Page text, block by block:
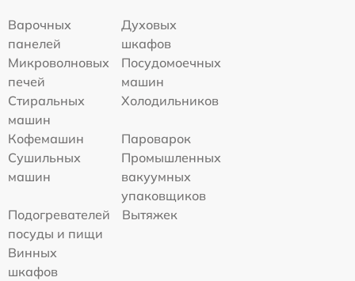
Варочных
панелей
Духовых
шкафов
Микроволновых
печей
Посудомоечных
машин
Стиральных
машин
Холодильников
Кофемашин
Пароварок
Сушильных
машин
Промышленных
вакуумных
упаковщиков
Подогревателей
посуды и пищи
Вытяжек
Винных
шкафов